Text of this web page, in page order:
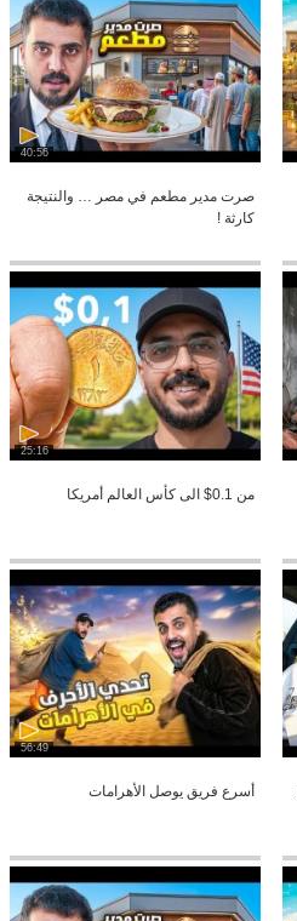
40:56
صرت مدير مطعم في مصر … والنتيجة
كارثة !
25:16
من 0.1$ الى كأس العالم أمريكا
56:49
أسرع فريق يوصل الأهرامات